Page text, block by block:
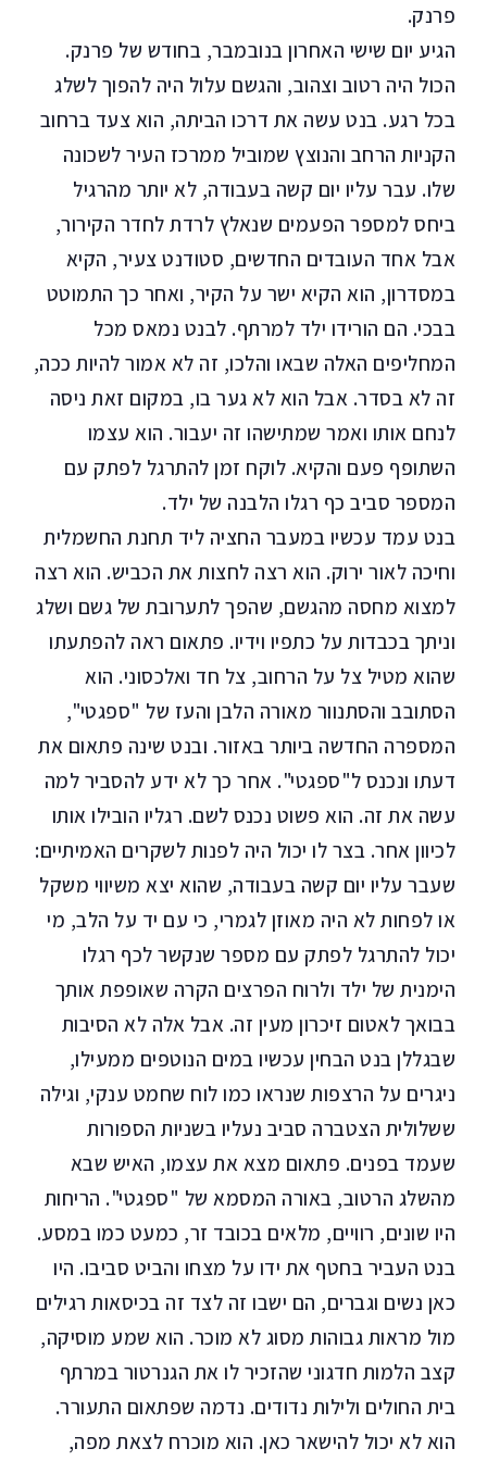
פרנק.
הגיע יום שישי האחרון בנובמבר, בחודש של פרנק.
הכול היה רטוב וצהוב, והגשם עלול היה להפוך לשלג
בכל רגע. בנט עשה את דרכו הביתה, הוא צעד ברחוב
הקניות הרחב והנוצץ שמוביל ממרכז העיר לשכונה
שלו. עבר עליו יום קשה בעבודה, לא יותר מהרגיל
ביחס למספר הפעמים שנאלץ לרדת לחדר הקירור,
אבל אחד העובדים החדשים, סטודנט צעיר, הקיא
במסדרון, הוא הקיא ישר על הקיר, ואחר כך התמוטט
בבכי. הם הורידו ילד למרתף. לבנט נמאס מכל
המחליפים האלה שבאו והלכו, זה לא אמור להיות ככה,
זה לא בסדר. אבל הוא לא גער בו, במקום זאת ניסה
לנחם אותו ואמר שמתישהו זה יעבור. הוא עצמו
השתופף פעם והקיא. לוקח זמן להתרגל לפתק עם
המספר סביב כף רגלו הלבנה של ילד.
בנט עמד עכשיו במעבר החציה ליד תחנת החשמלית
וחיכה לאור ירוק. הוא רצה לחצות את הכביש. הוא רצה
למצוא מחסה מהגשם, שהפך לתערובת של גשם ושלג
וניתך בכבדות על כתפיו וידיו. פתאום ראה להפתעתו
שהוא מטיל צל על הרחוב, צל חד ואלכסוני. הוא
הסתובב והסתנוור מאורה הלבן והעז של "ספגטי",
המספרה החדשה ביותר באזור. ובנט שינה פתאום את
דעתו ונכנס ל"ספגטי". אחר כך לא ידע להסביר למה
עשה את זה. הוא פשוט נכנס לשם. רגליו הובילו אותו
לכיוון אחר. בצר לו יכול היה לפנות לשקרים האמיתיים:
שעבר עליו יום קשה בעבודה, שהוא יצא משיווי משקל
או לפחות לא היה מאוזן לגמרי, כי עם יד על הלב, מי
יכול להתרגל לפתק עם מספר שנקשר לכף רגלו
הימנית של ילד ולרוח הפרצים הקרה שאופפת אותך
בבואך לאטום זיכרון מעין זה. אבל אלה לא הסיבות
שבגללן בנט הבחין עכשיו במים הנוטפים ממעילו,
ניגרים על הרצפות שנראו כמו לוח שחמט ענקי, וגילה
ששלולית הצטברה סביב נעליו בשניות הספורות
שעמד בפנים. פתאום מצא את עצמו, האיש שבא
מהשלג הרטוב, באורה המסמא של "ספגטי". הריחות
היו שונים, רוויים, מלאים בכובד זר, כמעט כמו במסע.
בנט העביר בחטף את ידו על מצחו והביט סביבו. היו
כאן נשים וגברים, הם ישבו זה לצד זה בכיסאות רגילים
מול מראות גבוהות מסוג לא מוכר. הוא שמע מוסיקה,
קצב הלמות חדגוני שהזכיר לו את הגנרטור במרתף
בית החולים ולילות נדודים. נדמה שפתאום התעורר.
הוא לא יכול להישאר כאן. הוא מוכרח לצאת מפה,